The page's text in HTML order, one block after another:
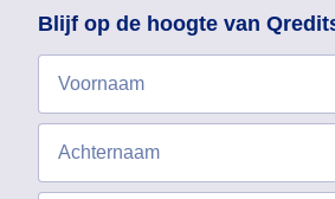
Blijf op de hoogte van